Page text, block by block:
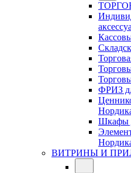
ФРИЗ
Шкафы
ВИТРИНЫ И